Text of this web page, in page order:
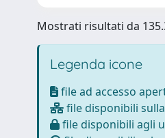
Mostrati risultati da
Legenda icone
file ad accesso
file disponibili
file disponibili agli